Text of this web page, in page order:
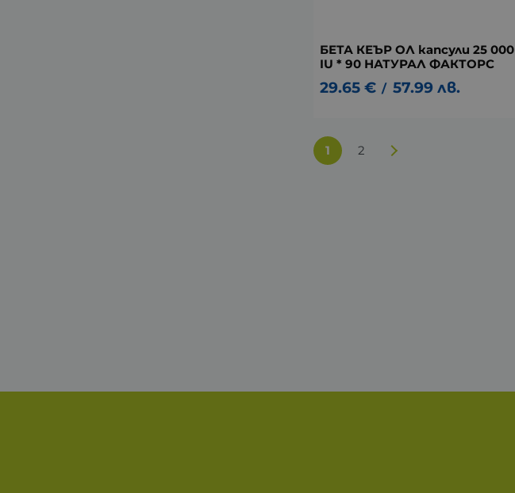
БЕТА КЕЪР ОЛ капсули 25 000
IU * 90 НАТУРАЛ ФАКТОРС
29.65 € / 57.99 лв.
1 2